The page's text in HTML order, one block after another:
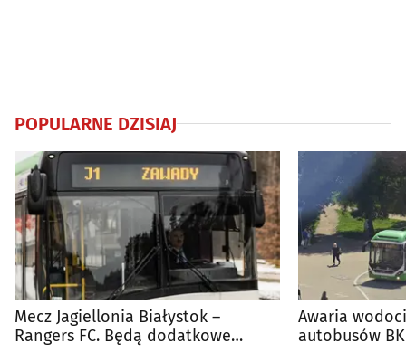
POPULARNE DZISIAJ
Mecz Jagiellonia Białystok –
Rangers FC. Będą dodatkowe
Awaria
autobusów